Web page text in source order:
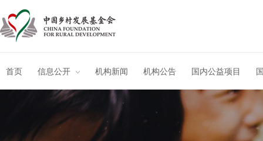
首页 信息公开 机构新闻 机构公告 国内公益项目